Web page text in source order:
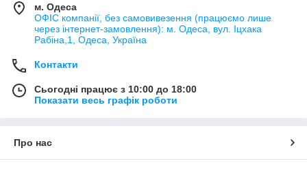
м. Одеса
ОФІС компанії, без самовивезення (працюємо лише
через інтернет-замовлення): м. Одеса, вул. Іцхака
Рабіна,1, Одеса, Україна
Контакти
Сьогодні працює з 10:00 до 18:00
Показати весь графік роботи
Про нас